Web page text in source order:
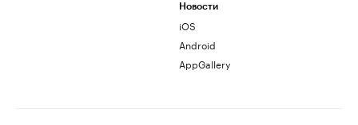
Новости
iOS
Android
AppGallery